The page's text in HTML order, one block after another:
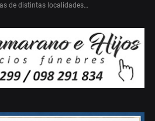
de distintas localidades…